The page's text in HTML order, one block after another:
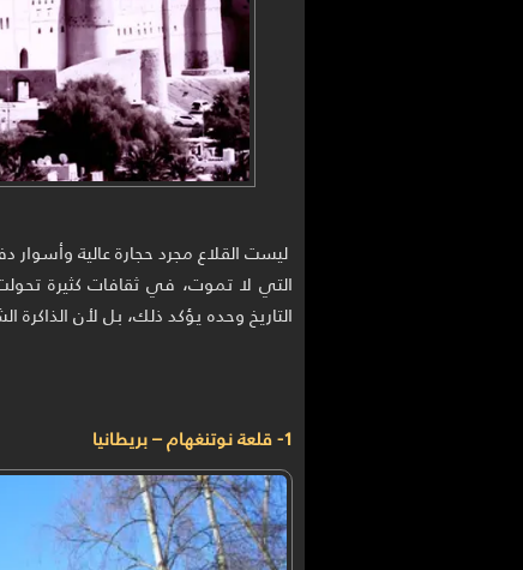
ليست القلاع مجرد حجارة عالية وأسوار
التي لا تموت، في ثقافات كثيرة
التاريخ وحده يؤكد ذلك، بل لأن
1- قلعة نوتنغهام – بريطانيا